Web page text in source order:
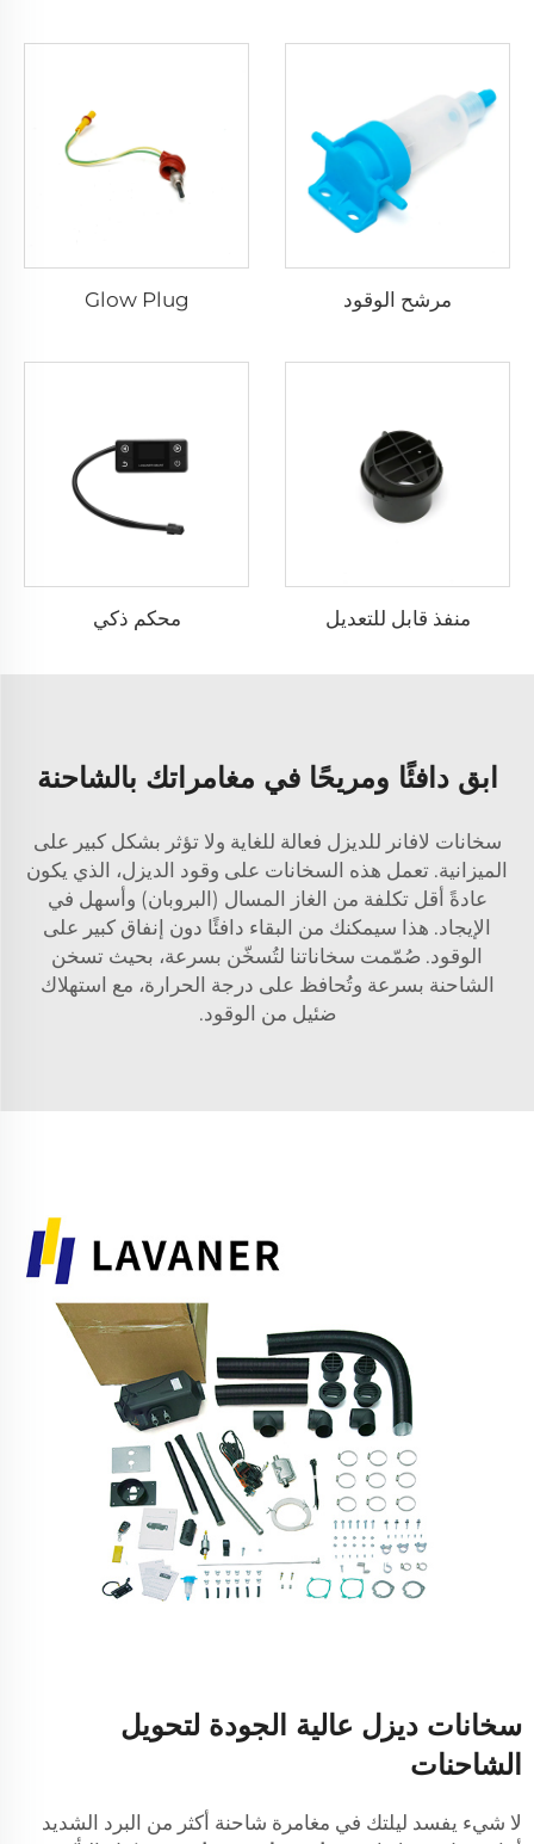
مرشح الوقود Glow Plug
منفذ قابل للتعديل محكم ذكي
ابق دافئًا ومريحًا في مغامراتك بالشاحنة
سخانات لافانر للديزل فعالة للغاية ولا تؤثر بشكل كبير على
الميزانية. تعمل هذه السخانات على وقود الديزل، الذي يكون
عادةً أقل تكلفة من الغاز المسال (البروبان) وأسهل في
الإيجاد. هذا سيمكنك من البقاء دافئًا دون إنفاق كبير على
الوقود. صُمّمت سخاناتنا لتُسخّن بسرعة، بحيث تسخن
الشاحنة بسرعة وتُحافظ على درجة الحرارة، مع استهلاك
ضئيل من الوقود.
سخانات ديزل عالية الجودة لتحويل
الشاحنات
لا شيء يفسد ليلتك في مغامرة شاحنة أكثر من البرد الشديد